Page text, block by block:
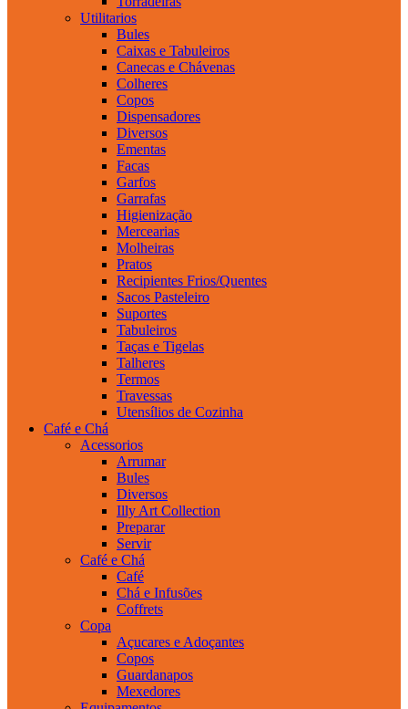
Utilitarios
Bules
Caixas e Tabuleiros
Canecas e Chávenas
Colheres
Copos
Dispensadores
Diversos
Ementas
Facas
Garfos
Garrafas
Higienização
Mercearias
Molheiras
Pratos
Recipientes Frios/Quentes
Sacos Pasteleiro
Suportes
Tabuleiros
Taças e Tigelas
Talheres
Termos
Travessas
Utensílios de Cozinha
Café e Chá
Acessorios
Arrumar
Bules
Diversos
Illy Art Collection
Preparar
Servir
Café e Chá
Café
Chá e Infusões
Coffrets
Copa
Açucares e Adoçantes
Copos
Guardanapos
Mexedores